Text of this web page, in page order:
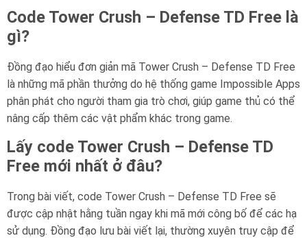
Code Tower Crush – Defense TD Free là
gì?
Đồng đạo hiểu đơn giản mã Tower Crush – Defense TD Free
là những mã phần thưởng do hệ thống game Impossible Apps
phân phát cho người tham gia trò chơi, giúp game thủ có thể
nâng cấp thêm các vật phẩm khác trong game.
Lấy code Tower Crush – Defense TD
Free mới nhất ở đâu?
Trong bài viết, code Tower Crush – Defense TD Free sẽ
được cập nhật hằng tuần ngay khi mã mới công bố để các hạ
sử dụng. Đồng đạo lưu bài viết lại, thường xuyên truy cập để